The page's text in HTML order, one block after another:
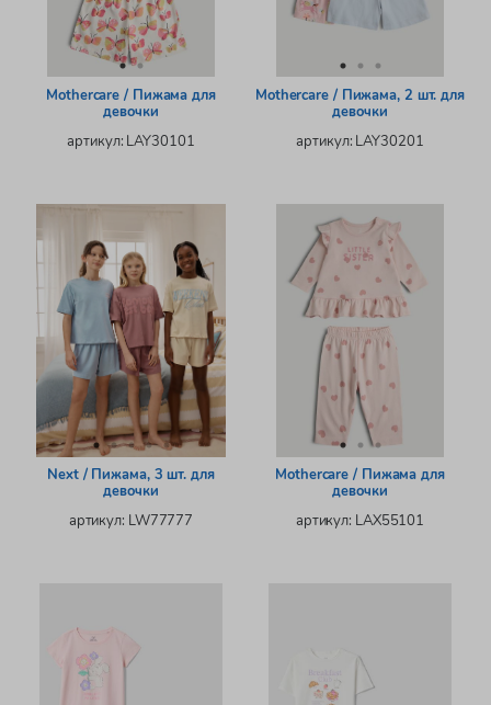
Mothercare / Пижама для
девочки
артикул: LAY30101
Mothercare / Пижама, 2 шт. для
девочки
артикул: LAY30201
Next / Пижама, 3 шт. для
девочки
артикул: LW77777
Mothercare / Пижама для
девочки
артикул: LAX55101